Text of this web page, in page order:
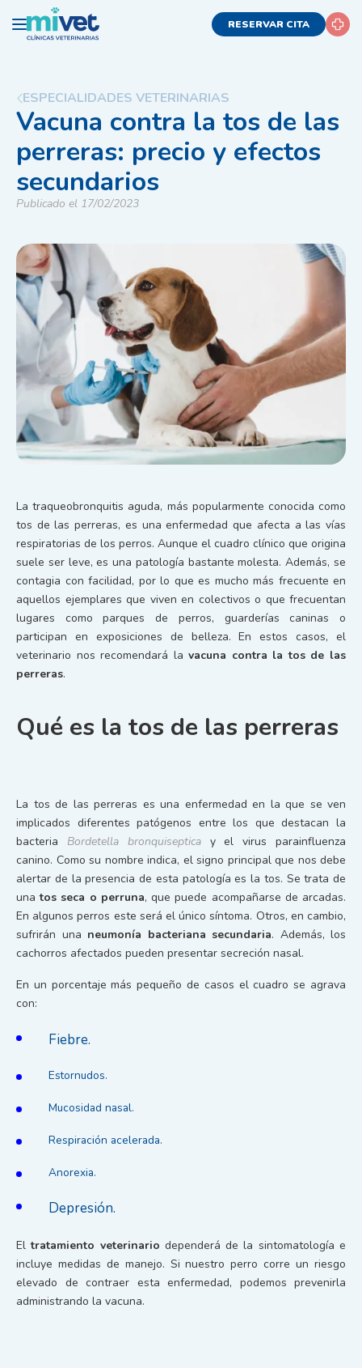
RESERVAR CITA
ESPECIALIDADES VETERINARIAS
Vacuna contra la tos de las
perreras: precio y efectos
secundarios
Publicado el 17/02/2023
La traqueobronquitis aguda, más popularmente conocida como
tos de las perreras, es una enfermedad que afecta a las vías
respiratorias de los perros. Aunque el cuadro clínico que origina
suele ser leve, es una patología bastante molesta. Además, se
contagia con facilidad, por lo que es mucho más frecuente en
aquellos ejemplares que viven en colectivos o que frecuentan
lugares como parques de perros, guarderías caninas o
participan en exposiciones de belleza. En estos casos, el
veterinario nos recomendará lavacuna contra la tos de las
perreras.
Qué es la tos de las perreras
La tos de las perreras es una enfermedad en la que se ven
implicados diferentes patógenos entre los que destacan la
bacteria Bordetella bronquiseptica y el virus parainfluenza
canino. Como su nombre indica, el signo principal que nos debe
alertar de la presencia de esta patología es la tos. Se trata de
unatos seca o perruna, que puede acompañarse de arcadas.
En algunos perros este será el único síntoma. Otros, en cambio,
sufrirán una neumonía bacteriana secundaria. Además, los
cachorros afectados pueden presentar secreción nasal.
En un porcentaje más pequeño de casos el cuadro se agrava
con:
Fiebre.
Estornudos.
Mucosidad nasal.
Respiración acelerada.
Anorexia.
Depresión.
Eltratamiento veterinario dependerá de la sintomatología e
incluye medidas de manejo. Si nuestro perro corre un riesgo
elevado de contraer esta enfermedad, podemos prevenirla
administrando la vacuna.